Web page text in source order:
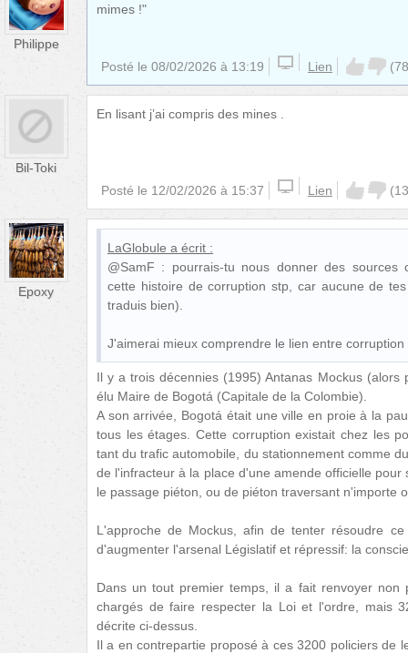
Philippe
mimes !"
Posté le 08/02/2026 à 13:19 Lien (78
Bil-Toki
En lisant j’ai compris des mines .
Posté le 12/02/2026 à 15:37 Lien (13
Epoxy
LaGlobule a écrit :
@SamF : pourrais-tu nous donner des sources
cette histoire de corruption stp, car aucune de
traduis bien).
J'aimerai mieux comprendre le lien entre
Il y a trois décennies (1995) Antanas Mockus (alors
élu Maire de Bogotá (Capitale de la Colombie).
A son arrivée, Bogotá était une ville en proie à la
tous les étages. Cette corruption existait chez les
tant du trafic automobile, du stationnement comme
de l'infracteur à la place d'une amende officielle
le passage piéton, ou de piéton traversant n'importe
L'approche de Mockus, afin de tenter résoudre
d'augmenter l'arsenal Législatif et répressif: la
Dans un tout premier temps, il a fait renvoyer non
chargés de faire respecter la Loi et l'ordre, mais
décrite ci-dessus.
Il a en contrepartie proposé à ces 3200 policiers de